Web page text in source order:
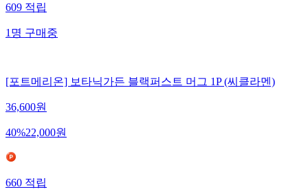
609적립
1명구매중
[포트메리온] 보타닉가든 블랙퍼스트 머그 1P (씨클라멘)
36,600원
40%22,000원
660적립